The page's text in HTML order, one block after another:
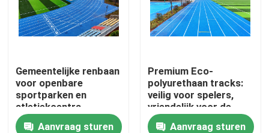
Huis
Producten
Gemeentelijke renbaan
voor openbare
sportparken en
atletiekcentra
Aanvraag sturen
Premium Eco-
polyurethaan tracks:
veilig voor spelers,
vriendelijk voor de
aarde
Aanvraag sturen